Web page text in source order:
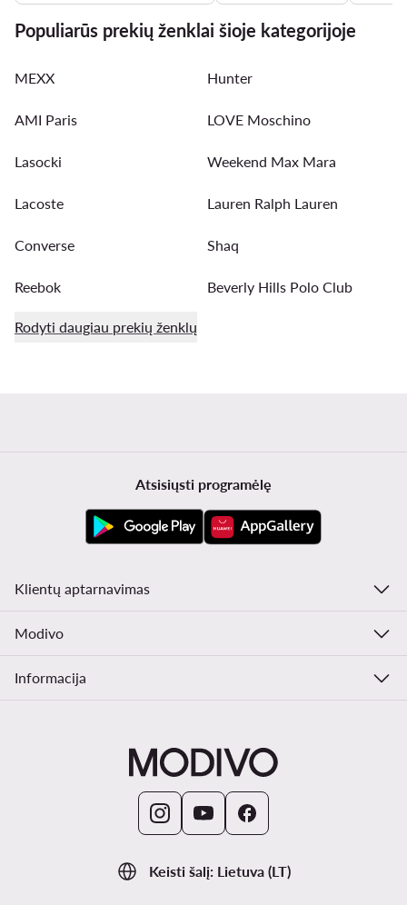
Populiarūs prekių ženklai šioje kategorijoje
MEXX Hunter
AMI Paris LOVE Moschino
Lasocki Weekend Max Mara
Lacoste Lauren Ralph Lauren
Converse Shaq
Reebok Beverly Hills Polo Club
Rodyti daugiau prekių ženklų
Keisti šalį: Lietuva (LT)
Atsisiųsti programėlę
Klientų aptarnavimas
Modivo
Informacija